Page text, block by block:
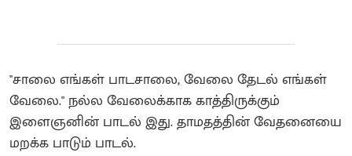
"சாலை எங்கள் பாடசாலை, வேலை தேடல் எங்கள்
வேலை." நல்ல வேலைக்காக காத்திருக்கும்
இளைஞனின் பாடல் இது. தாமதத்தின் வேதனையை
மறக்க பாடும் பாடல்.